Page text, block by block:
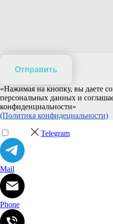
Отправить
«Нажимая на кнопку, вы даете
персональных данных и
конфиденциальности»
(Политика конфидециальности)
Telegram
Mail
Phone